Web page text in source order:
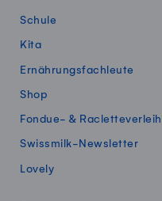
Schule
Kita
Ernährungsfachleute
Shop
Fondue- & Racletteverleih
Swissmilk-Newsletter
Lovely